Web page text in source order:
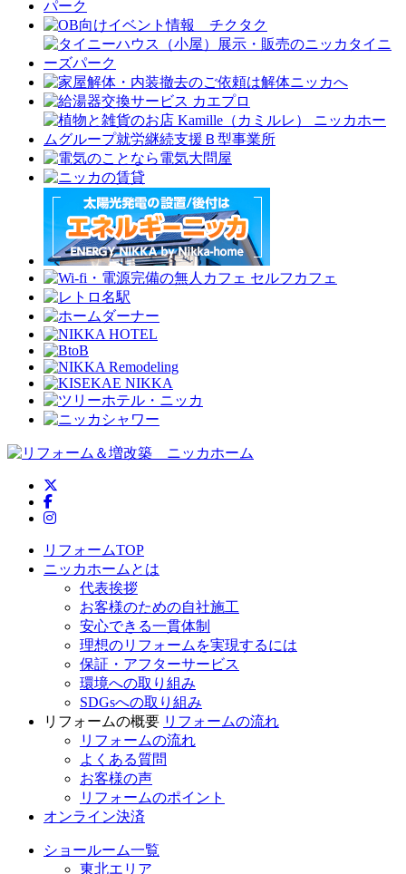
ニッカホーム公式Facebook
ニッカホーム公式Instagram
リフォームTOP
ニッカホームとは
代表挨拶
お客様のための自社施工
安心できる一貫体制
理想のリフォームを実現するには
保証・アフターサービス
環境への取り組み
SDGsへの取り組み
リフォームの概要 リフォームの流れ
リフォームの流れ
よくある質問
お客様の声
リフォームのポイント
オンライン決済
ショールーム一覧
東北エリア